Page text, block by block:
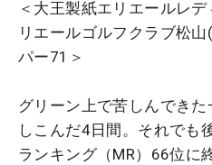
＜大王製紙エリエールレ
リエールゴルフクラブ松
パー71＞
グリーン上で苦しんでき
しこんだ4日間。それでも
ランキング（MR）66位に